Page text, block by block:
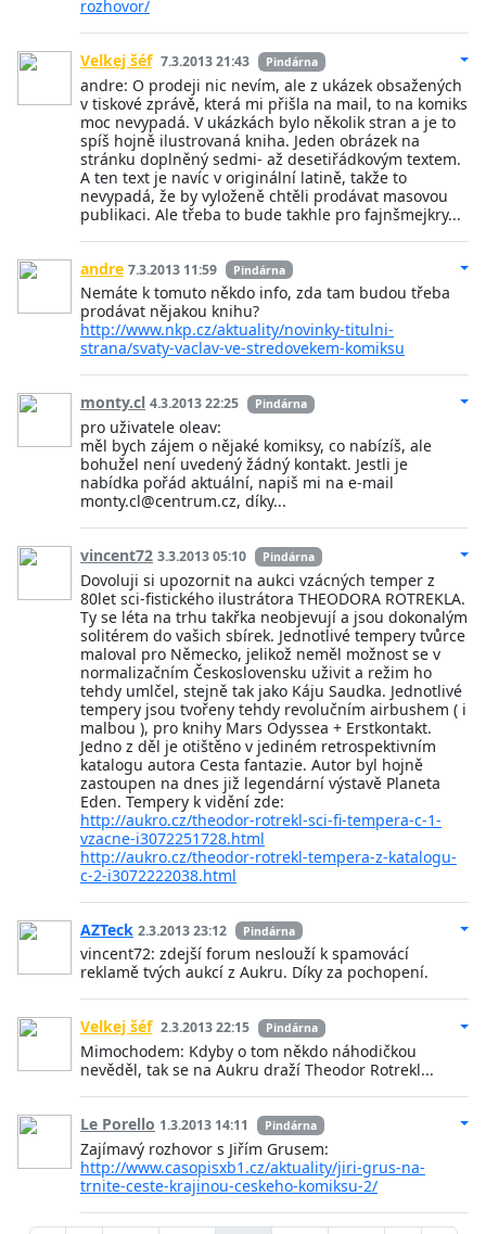
rozhovor/
Velkej šéf 7.3.2013 21:43 Pindárna
andre: O prodeji nic nevím, ale z ukázek obsažených
v tiskové zprávě, která mi přišla na mail, to na komiks
moc nevypadá. V ukázkách bylo několik stran a je to
spíš hojně ilustrovaná kniha. Jeden obrázek na
stránku doplněný sedmi- až desetiřádkovým textem.
A ten text je navíc v originální latině, takže to
nevypadá, že by vyloženě chtěli prodávat masovou
publikaci. Ale třeba to bude takhle pro fajnšmejkry...
andre 7.3.2013 11:59 Pindárna
Nemáte k tomuto někdo info, zda tam budou třeba
prodávat nějakou knihu?
http://www.nkp.cz/aktuality/novinky-titulni-
strana/svaty-vaclav-ve-stredovekem-komiksu
monty.cl 4.3.2013 22:25 Pindárna
pro uživatele oleav:
měl bych zájem o nějaké komiksy, co nabízíš, ale
bohužel není uvedený žádný kontakt. Jestli je
nabídka pořád aktuální, napiš mi na e-mail
monty.cl@centrum.cz, díky...
vincent72 3.3.2013 05:10 Pindárna
Dovoluji si upozornit na aukci vzácných temper z
80let sci-fistického ilustrátora THEODORA ROTREKLA.
Ty se léta na trhu takřka neobjevují a jsou dokonalým
solitérem do vašich sbírek. Jednotlivé tempery tvůrce
maloval pro Německo, jelikož neměl možnost se v
normalizačním Československu uživit a režim ho
tehdy umlčel, stejně tak jako Káju Saudka. Jednotlivé
tempery jsou tvořeny tehdy revolučním airbushem ( i
malbou ), pro knihy Mars Odyssea + Erstkontakt.
Jedno z děl je otištěno v jediném retrospektivním
katalogu autora Cesta fantazie. Autor byl hojně
zastoupen na dnes již legendární výstavě Planeta
Eden. Tempery k vidění zde:
http://aukro.cz/theodor-rotrekl-sci-fi-tempera-c-1-
vzacne-i3072251728.html
http://aukro.cz/theodor-rotrekl-tempera-z-katalogu-
c-2-i3072222038.html
AZTeck 2.3.2013 23:12 Pindárna
vincent72: zdejší forum neslouží k spamovácí
reklamě tvých aukcí z Aukru. Díky za pochopení.
Velkej šéf 2.3.2013 22:15 Pindárna
Mimochodem: Kdyby o tom někdo náhodičkou
nevěděl, tak se na Aukru draží Theodor Rotrekl...
Le Porello 1.3.2013 14:11 Pindárna
Zajímavý rozhovor s Jiřím Grusem:
http://www.casopisxb1.cz/aktuality/jiri-grus-na-
trnite-ceste-krajinou-ceskeho-komiksu-2/